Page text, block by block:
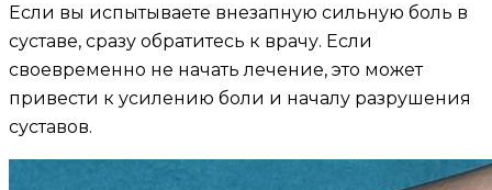
Если вы испытываете внезапную сильную боль в
суставе, сразу обратитесь к врачу. Если
своевременно не начать лечение, это может
привести к усилению боли и началу разрушения
суставов.